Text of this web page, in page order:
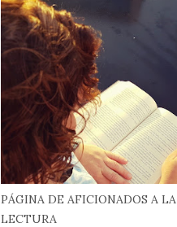
PÁGINA DE AFICIONADOS A LA
LECTURA